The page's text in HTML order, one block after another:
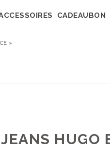
CADEAUBON
»
JEANS HUGO